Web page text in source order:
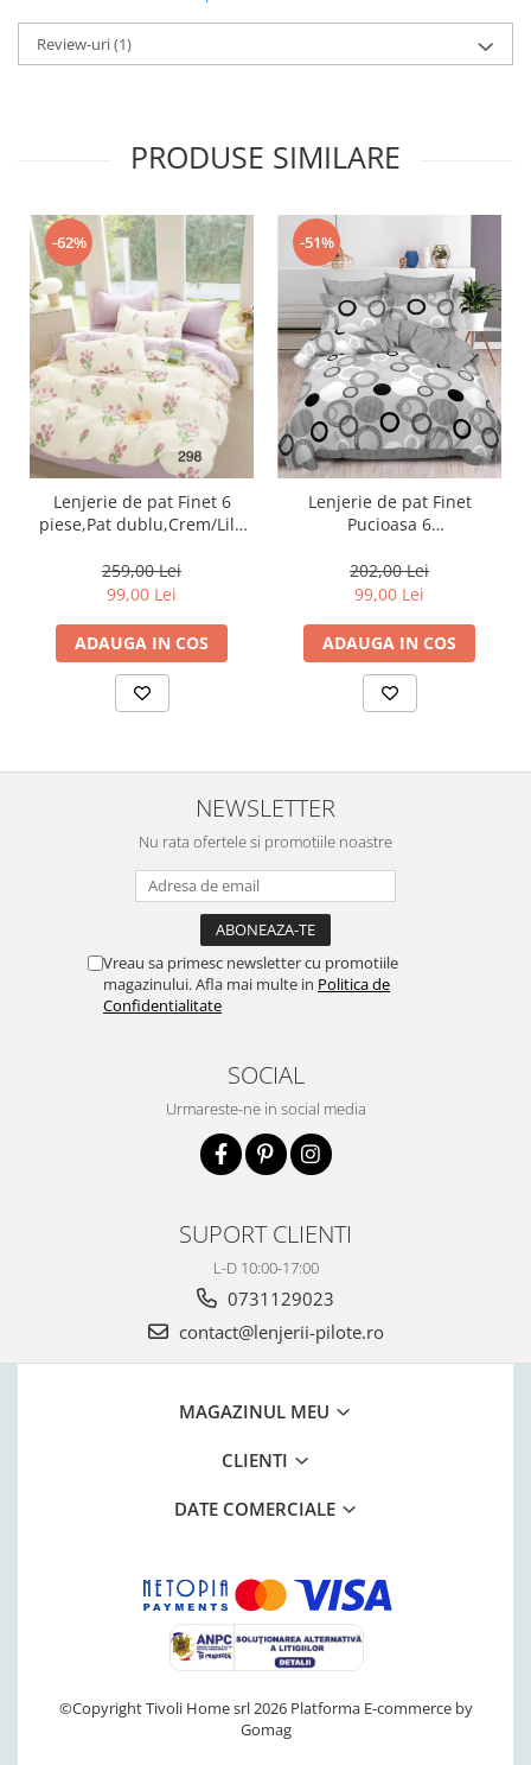
Review-uri(1)
PRODUSE SIMILARE
-62%
Lenjerie de pat Finet 6
piese,Pat dublu,Crem/Lila
259,00 Lei
99,00 Lei
ADAUGA IN COS
-51%
Lenjerie de pat Finet
Pucioasa 6
202,00 Lei
99,00 Lei
ADAUGA IN COS
NEWSLETTER
Nu rata ofertele si promotiile noastre
Vreau sa primesc newsletter cu promotiile
magazinului. Afla mai multe in Politica de
Confidentialitate
SOCIAL
Urmareste-ne in social media
SUPORT CLIENTI
L-D 10:00-17:00
0731129023
contact@lenjerii-pilote.ro
MAGAZINUL MEU
CLIENTI
DATE COMERCIALE
©Copyright Tivoli Home srl 2026 Platforma E-commerce by
Gomag